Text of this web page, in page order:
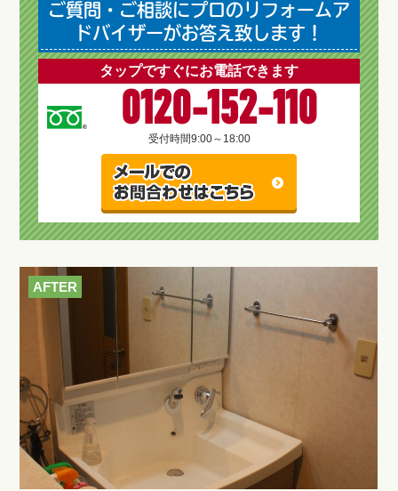
ご質問・ご相談にプロのリフォームア
ドバイザーがお答え致します！
タップですぐにお電話できます
0120-152-110
受付時間9:00～18:00
AFTER